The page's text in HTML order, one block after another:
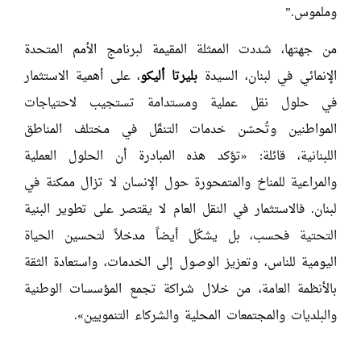
وملموس.”
من جهتها، شددت الممثلة المقيمة لبرنامج الأمم المتحدة
الإنمائي في لبنان، السيدة بليرتا أليكو، على أهمية الاستثمار
في حلول نقل عملية ومستدامة تستجيب لاحتياجات
المواطنين وتُحسّن خدمات التنقّل في مختلف المناطق
اللبنانية، قائلة: «تؤكد هذه المبادرة أن الحلول العملية
والمراعية للمناخ والمتمحورة حول الإنسان لا تزال ممكنة في
لبنان. فالاستثمار في النقل العام لا يقتصر على تطوير البنية
التحتية فحسب، بل يشكّل أيضاً مدخلاً لتحسين الحياة
اليومية للناس، وتعزيز الوصول إلى الخدمات، واستعادة الثقة
بالأنظمة العامة، من خلال شراكة تجمع المؤسسات الوطنية
والبلديات والمجتمعات المحلية والشركاء التنمويين».